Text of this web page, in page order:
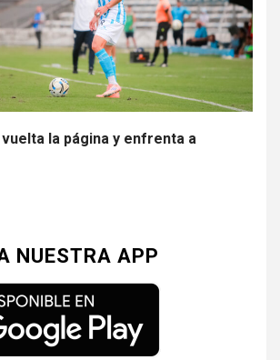
vuelta la página y enfrenta a
NUESTRA APP